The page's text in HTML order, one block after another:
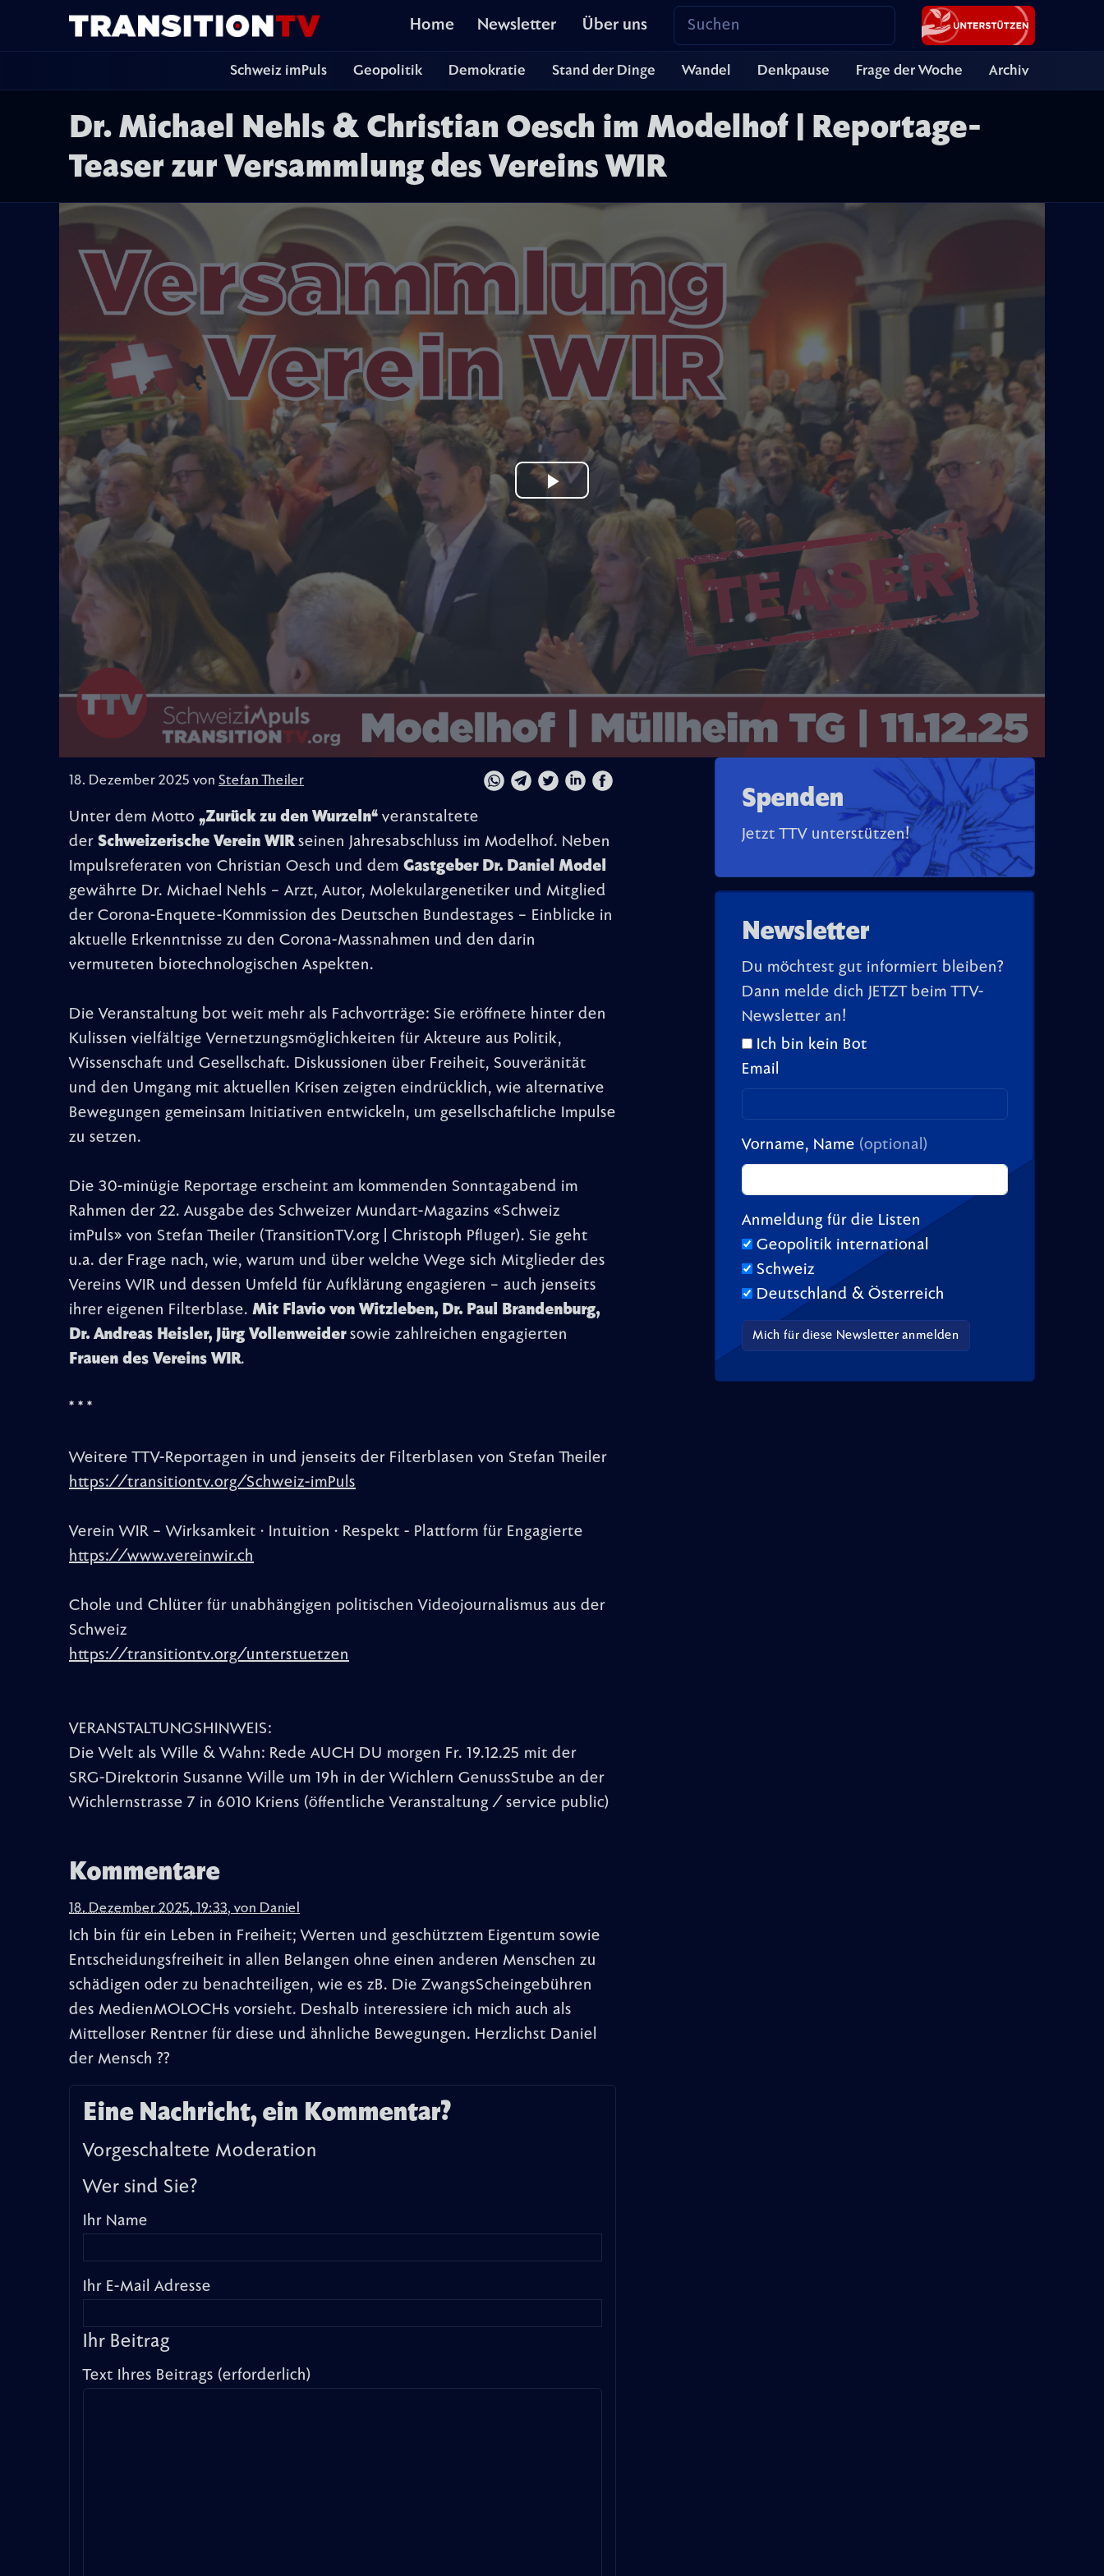
Home Newsletter Über uns
Schweiz imPuls Geopolitik Demokratie Stand der Dinge Wandel Denkpause Frage der Woche Archiv
Dr. Michael Nehls & Christian Oesch im Modelhof | Reportage-
Teaser zur Versammlung des Vereins WIR
18. Dezember 2025 von Stefan Theiler
Unter dem Motto „Zurück zu den Wurzeln“ veranstaltete
der Schweizerische Verein WIR seinen Jahresabschluss im Modelhof. Neben
Impulsreferaten von Christian Oesch und dem Gastgeber Dr. Daniel Model
gewährte Dr. Michael Nehls – Arzt, Autor, Molekulargenetiker und Mitglied
der Corona-Enquete-Kommission des Deutschen Bundestages – Einblicke in
aktuelle Erkenntnisse zu den Corona-Massnahmen und den darin
vermuteten biotechnologischen Aspekten.
Die Veranstaltung bot weit mehr als Fachvorträge: Sie eröffnete hinter den
Kulissen vielfältige Vernetzungsmöglichkeiten für Akteure aus Politik,
Wissenschaft und Gesellschaft. Diskussionen über Freiheit, Souveränität
und den Umgang mit aktuellen Krisen zeigten eindrücklich, wie alternative
Bewegungen gemeinsam Initiativen entwickeln, um gesellschaftliche Impulse
zu setzen.
Die 30-minügie Reportage erscheint am kommenden Sonntagabend im
Rahmen der 22. Ausgabe des Schweizer Mundart-Magazins «Schweiz
imPuls» von Stefan Theiler (TransitionTV.org | Christoph Pfluger). Sie geht
u.a. der Frage nach, wie, warum und über welche Wege sich Mitglieder des
Vereins WIR und dessen Umfeld für Aufklärung engagieren – auch jenseits
ihrer eigenen Filterblase. Mit Flavio von Witzleben, Dr. Paul Brandenburg,
Dr. Andreas Heisler, Jürg Vollenweidersowie zahlreichen engagierten
Frauen des Vereins WIR.
* * *
Weitere TTV-Reportagen in und jenseits der Filterblasen von Stefan Theiler
https://transitiontv.org/Schweiz-imPuls
Verein WIR – Wirksamkeit · Intuition · Respekt - Plattform für Engagierte
https://www.vereinwir.ch
Chole und Chlüter für unabhängigen politischen Videojournalismus aus der
Schweiz
https://transitiontv.org/unterstuetzen
VERANSTALTUNGSHINWEIS:
Die Welt als Wille & Wahn: Rede AUCH DU morgen Fr. 19.12.25 mit der
SRG-Direktorin Susanne Wille um 19h in der Wichlern GenussStube an der
Wichlernstrasse 7 in 6010 Kriens (öffentliche Veranstaltung / service public)
Kommentare
18. Dezember 2025, 19:33, von Daniel
Ich bin für ein Leben in Freiheit; Werten und geschütztem Eigentum sowie
Entscheidungsfreiheit in allen Belangen ohne einen anderen Menschen zu
schädigen oder zu benachteiligen, wie es zB. Die ZwangsScheingebühren
des MedienMOLOCHs vorsieht. Deshalb interessiere ich mich auch als
Mittelloser Rentner für diese und ähnliche Bewegungen. Herzlichst Daniel
der Mensch ??
Eine Nachricht, ein Kommentar?
Vorgeschaltete Moderation
Wer sind Sie?
Ihr Name
Ihr E-Mail Adresse
Ihr Beitrag
Text Ihres Beitrags (erforderlich)
Spenden
Jetzt TTV unterstützen!
Newsletter
Du möchtest gut informiert bleiben?
Dann melde dich JETZT beim TTV-
Newsletter an!
Ich bin kein Bot
Email
Vorname, Name (optional)
Anmeldung für die Listen
Geopolitik international
Schweiz
Deutschland & Österreich